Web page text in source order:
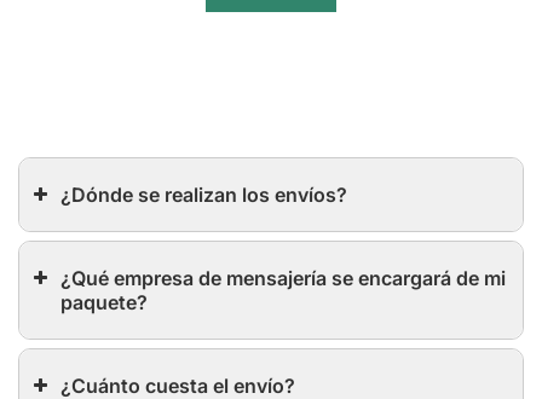
¿Dónde se realizan los envíos?
¿Qué empresa de mensajería se encargará de mi
paquete?
¿Cuánto cuesta el envío?